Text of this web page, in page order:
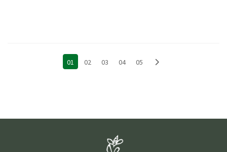
01 02 03 04 05